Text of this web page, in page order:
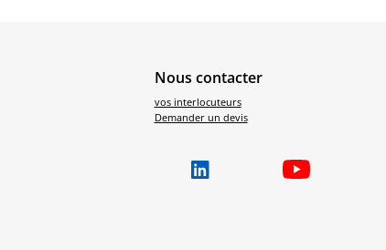
Nous contacter
vos interlocuteurs
Demander un devis